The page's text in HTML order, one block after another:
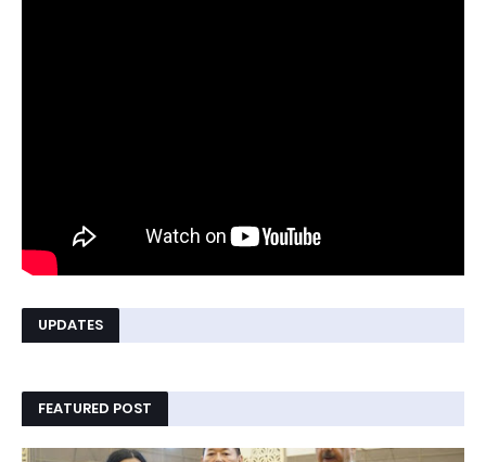
UPDATES
FEATURED POST